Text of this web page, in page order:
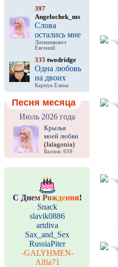
397
Angelochek_ms
Слова
остались мне
Литвинкович
Евгений
335 twodridge
Одна любовь
на двоих
Карпук Елена
Песня месяца
Июль 2026 года
Крылья
моей любви
(Jalagonia)
Баллов: 659
С Днем Рождения!
Snack
slavik0886
artdiva
Sax_and_Sex
RussiaPiter
-GALYHMEN-
Alfia71